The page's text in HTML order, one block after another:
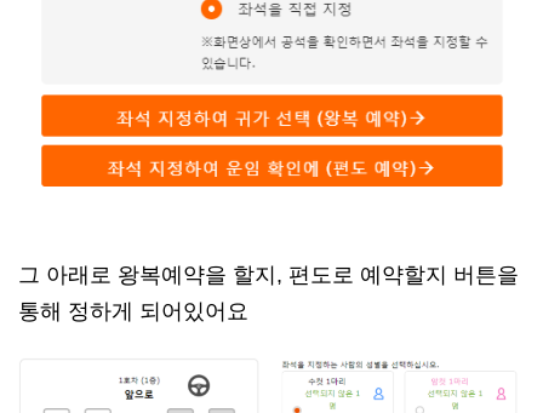
그 아래로 왕복예약을 할지, 편도로 예약할지 버튼을
통해 정하게 되어있어요